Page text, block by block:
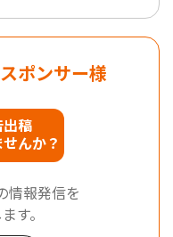
ポンサー様
出稿
せんか？
情報発信を
す。